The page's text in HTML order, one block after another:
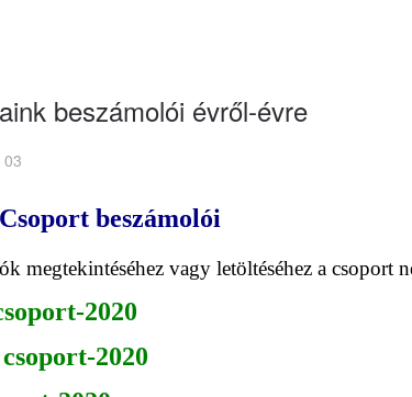
beszámolói évről-évre
beszámolói
megtekintéséhez vagy letöltéséhez a csoport
2020
2020